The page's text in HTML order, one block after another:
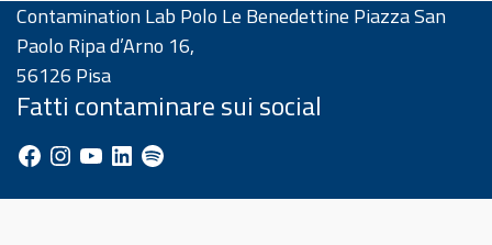
Contamination Lab Polo Le Benedettine Piazza San
Paolo Ripa d’Arno 16,
56126 Pisa
Fatti contaminare sui social
Facebook
Instagram
YouTube
LinkedInSpotify